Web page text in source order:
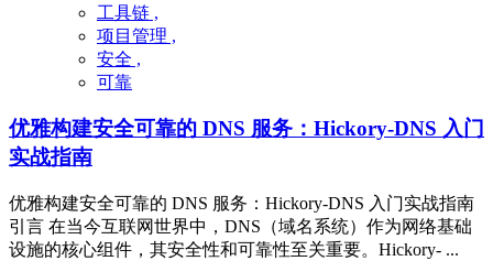
工具链 ,
项目管理 ,
安全 ,
可靠
优雅构建安全可靠的 DNS 服务：Hickory-DNS 入门
实战指南
优雅构建安全可靠的 DNS 服务：Hickory-DNS 入门实战指南
引言 在当今互联网世界中，DNS（域名系统）作为网络基础
设施的核心组件，其安全性和可靠性至关重要。Hickory- ...